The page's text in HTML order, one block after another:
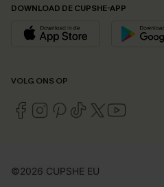
DOWNLOAD DE CUPSHE-APP
VOLG ONS OP
©2026 CUPSHE EU